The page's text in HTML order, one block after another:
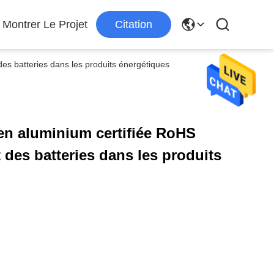
Montrer Le Projet Citation
batteries dans les produits énergétiques
aluminium certifiée RoHS
batteries dans les produits